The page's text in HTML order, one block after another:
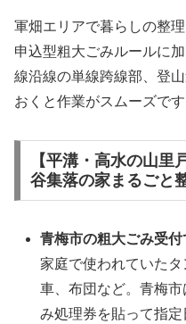
軍畑エリアで暮らしの整
申込型粗大ごみルールに
線沿線の単線跨線部、登
おくと作業がスムーズです
【平溝・高水の山里
谷集落の家まるごと
青梅市の粗大ごみ受付
家庭で使われていた
車、布団など。青梅
み処理券を貼って指